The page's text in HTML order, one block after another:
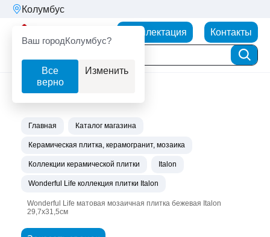
Колумбус
Ваш городКолумбус?
Все
верно
Изменить
Комплектация Контакты
Главная Каталог магазина
Керамическая плитка, керамогранит, мозаика
Коллекции керамической плитки Italon
Wonderful Life коллекция плитки Italon
Wonderful Life матовая мозаичная плитка бежевая Italon
29,7х31,5см